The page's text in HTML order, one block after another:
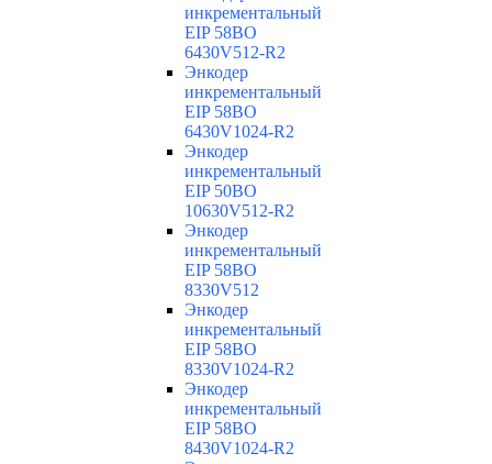
инкрементальный
EIP 58BO
6430V512-R2
Энкодер
инкрементальный
EIP 58BO
6430V1024-R2
Энкодер
инкрементальный
EIP 50BO
10630V512-R2
Энкодер
инкрементальный
EIP 58BO
8330V512
Энкодер
инкрементальный
EIP 58BO
8330V1024-R2
Энкодер
инкрементальный
EIP 58BO
8430V1024-R2